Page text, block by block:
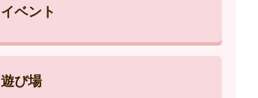
イベント
遊び場